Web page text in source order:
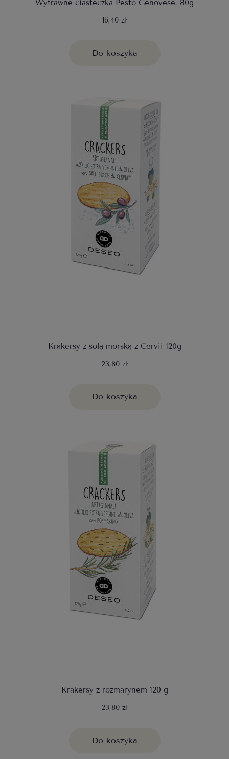
Wytrawne ciasteczka Pesto Genovese, 80g
16,40 zł
Do koszyka
Krakersy z solą morską z Cervii 120g
23,80 zł
Do koszyka
Krakersy z rozmarynem 120 g
23,80 zł
Do koszyka